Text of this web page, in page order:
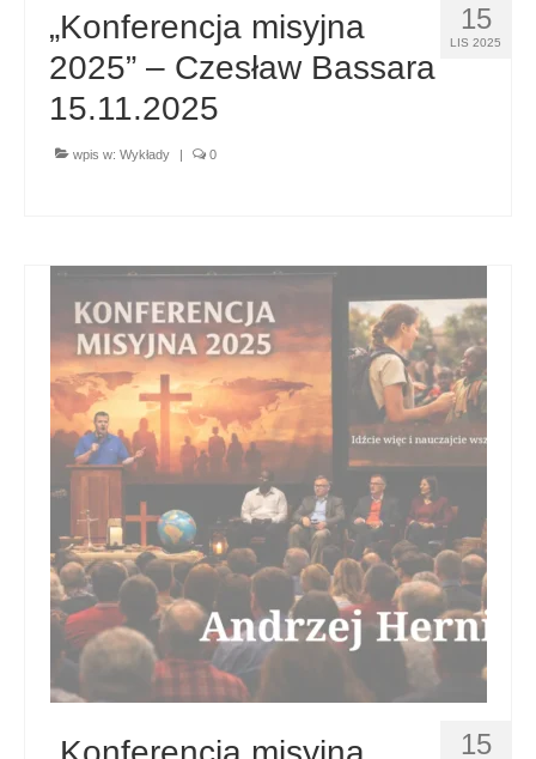
15
LIS 2025
„Konferencja misyjna
2025” – Czesław Bassara
15.11.2025
wpis w: Wykłady | 0
15